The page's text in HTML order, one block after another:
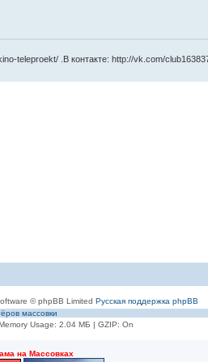
teleproekt/ .В контакте: http://vk.com/
© phpBB Limited Русская поддержка phpBB
массовки
Usage: 2.04 МБ | GZIP: On
на Массовках